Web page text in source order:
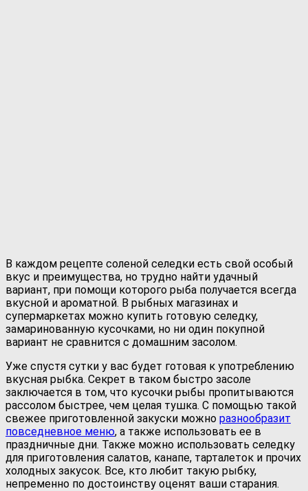
В каждом рецепте соленой селедки есть свой особый
вкус и преимущества, но трудно найти удачный
вариант, при помощи которого рыба получается всегда
вкусной и ароматной. В рыбных магазинах и
супермаркетах можно купить готовую селедку,
замаринованную кусочками, но ни один покупной
вариант не сравнится с домашним засолом.
Уже спустя сутки у вас будет готовая к употреблению
вкусная рыбка. Секрет в таком быстро засоле
заключается в том, что кусочки рыбы пропитываются
рассолом быстрее, чем целая тушка. С помощью такой
свежее приготовленной закуски можно разнообразит
повседневное меню, а также использовать ее в
праздничные дни. Также можно использовать селедку
для приготовления салатов, канапе, тарталеток и прочих
холодных закусок. Все, кто любит такую рыбку,
непременно по достоинству оценят ваши старания.